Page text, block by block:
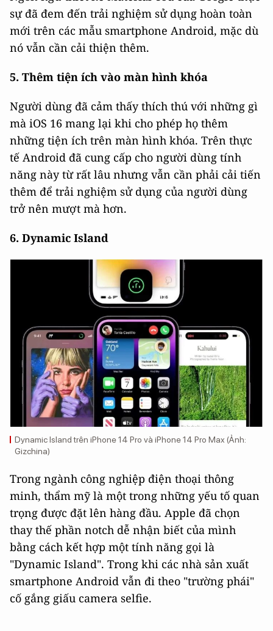
sự đã đem đến trải nghiệm sử dụng hoàn toàn
mới trên các mẫu smartphone Android, mặc dù
nó vẫn cần cải thiện thêm.
5. Thêm tiện ích vào màn hình khóa
Người dùng đã cảm thấy thích thú với những gì
mà iOS 16 mang lại khi cho phép họ thêm
những tiện ích trên màn hình khóa. Trên thực
tế Android đã cung cấp cho người dùng tính
năng này từ rất lâu nhưng vẫn cần phải cải tiến
thêm để trải nghiệm sử dụng của người dùng
trở nên mượt mà hơn.
6. Dynamic Island
Dynamic Island trên iPhone 14 Pro và iPhone 14 Pro Max (Ảnh:
Gizchina)
Trong ngành công nghiệp điện thoại thông
minh, thẩm mỹ là một trong những yếu tố quan
trọng được đặt lên hàng đầu. Apple đã chọn
thay thế phần notch dễ nhận biết của mình
bằng cách kết hợp một tính năng gọi là
"Dynamic Island". Trong khi các nhà sản xuất
smartphone Android vẫn đi theo "trường phái"
cố gắng giấu camera selfie.